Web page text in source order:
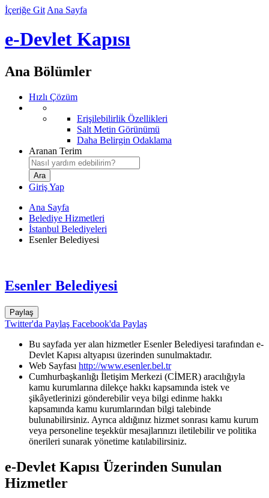
İçeriğe Git Ana Sayfa
e-Devlet Kapısı
Ana Bölümler
Hızlı Çözüm
Erişilebilirlik Özellikleri
Salt Metin Görünümü
Daha Belirgin Odaklama
Aranan Terim
Giriş Yap
Ana Sayfa
Belediye Hizmetleri
İstanbul Belediyeleri
Esenler Belediyesi
Esenler Belediyesi
Paylaş
Twitter'da Paylaş Facebook'da Paylaş
Bu sayfada yer alan hizmetler Esenler Belediyesi tarafından e-
Devlet Kapısı altyapısı üzerinden sunulmaktadır.
Web Sayfası http://www.esenler.bel.tr
Cumhurbaşkanlığı İletişim Merkezi (CİMER) aracılığıyla
kamu kurumlarına dilekçe hakkı kapsamında istek ve
şikâyetlerinizi gönderebilir veya bilgi edinme hakkı
kapsamında kamu kurumlarından bilgi talebinde
bulunabilirsiniz. Ayrıca aldığınız hizmet sonrası kamu kurum
veya personeline teşekkür mesajlarınızı iletilebilir ve politika
önerileri sunarak yönetime katılabilirsiniz.
e-Devlet Kapısı Üzerinden Sunulan
Hizmetler